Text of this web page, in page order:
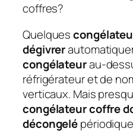
coffres?
Quelques
dégivrer
congélateurau-
réfrigérateur et de
verticaux. Mais
congélateur coffre
décongelé